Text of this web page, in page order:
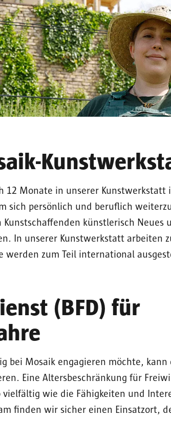
12 Monate in unserer Kunstwerkstatt
sich persönlich und beruflich
künstlerisch Neues
In unserer Kunstwerkstatt arbeiten
werden zum Teil international
(BFD) für
bei Mosaik engagieren möchte, kann
Eine Altersbeschränkung für
wie die Fähigkeiten und
finden wir sicher einen Einsatzort,